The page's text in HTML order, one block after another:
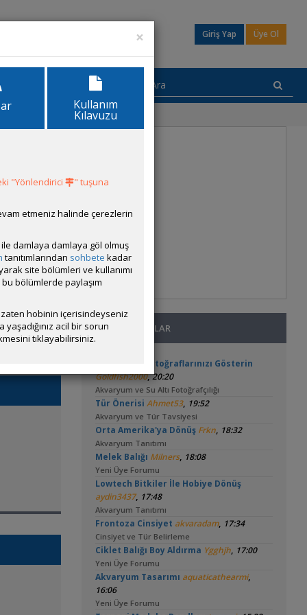
Giriş Yap Üye Ol
SON MESAJLAR
🧿 En Güzel Fotoğraflarınızı Gösterin
Goldfish2000,20:20
Akvaryum ve Su Altı Fotoğrafçılığı
Tür Önerisi Ahmet53, 19:52
Akvaryum ve Tür Tavsiyesi
Orta Amerika'ya Dönüş Frkn, 18:32
Akvaryum Tanıtımı
Melek Balığı Milners, 18:08
Yeni Üye Forumu
Lowtech Bitkiler İle Hobiye Dönüş
aydin3437, 17:48
Akvaryum Tanıtımı
Frontoza Cinsiyet akvaradam, 17:34
Cinsiyet ve Tür Belirleme
Ciklet Balığı Boy Aldırma Ygghjh, 17:00
Yeni Üye Forumu
Akvaryum Tasarımı aquaticathearmi,
16:06
Yeni Üye Forumu
×
Kullanım
Kılavuzu
"Yönlendirici
" tuşuna
etmeniz halinde çerezlerin
ile damlaya damlaya göl olmuş
tanıtımlarından sohbete kadar
site bölümleri ve kullanımı
bölümlerde paylaşım
hobinin içerisindeyseniz
acil bir sorun
tıklayabilirsiniz.